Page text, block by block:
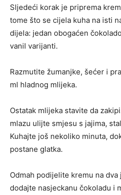
Sljedeći korak je priprema
tome što se cijela kuha na isti
dijela: jedan obogaćen
vanil varijanti.
Razmutite žumanjke, šećer i
ml hladnog mlijeka.
Ostatak mlijeka stavite da
mlazu ulijte smjesu s jajima,
Kuhajte još nekoliko minuta,
postane glatka.
Odmah podijelite kremu na dva
dodajte nasjeckanu čokoladu i